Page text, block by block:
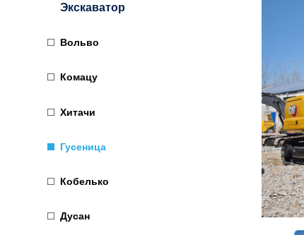
Экскаватор
Вольво
Комацу
Хитачи
Гусеница
Кобелько
Дусан